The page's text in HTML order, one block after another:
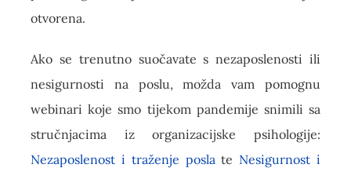
otvorena.
Ako se trenutno suočavate s nezaposlenosti ili
nesigurnosti na poslu, možda vam pomognu
webinari koje smo tijekom pandemije snimili sa
stručnjacima iz organizacijske psihologije:
Nezaposlenost i traženje posla te Nesigurnost i